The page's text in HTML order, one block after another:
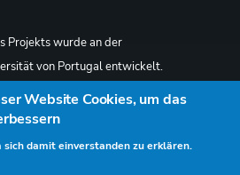
Projekts wurde an der
von Portugal entwickelt.
an das NOVA-IMS Center
Website Cookies, um das
damit einverstanden zu erklären.